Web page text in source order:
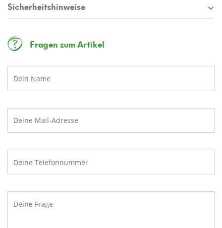
Sicherheitshinweise
Fragen zum Artikel